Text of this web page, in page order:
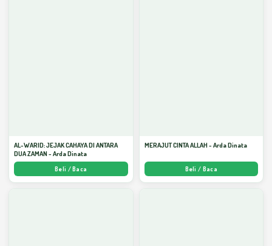
AL-WARID: JEJAK CAHAYA DI ANTARA
DUA ZAMAN - Arda Dinata
Beli / Baca
MERAJUT CINTA ALLAH - Arda Dinata
Beli / Baca